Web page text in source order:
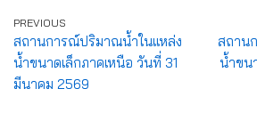
PREVIOUS
สถานการณ์ปริมาณน้ำในแหล่ง
น้ำขนาดเล็กภาคเหนือ วันที่ 31
มีนาคม 2569
สถาน
น้ำขน